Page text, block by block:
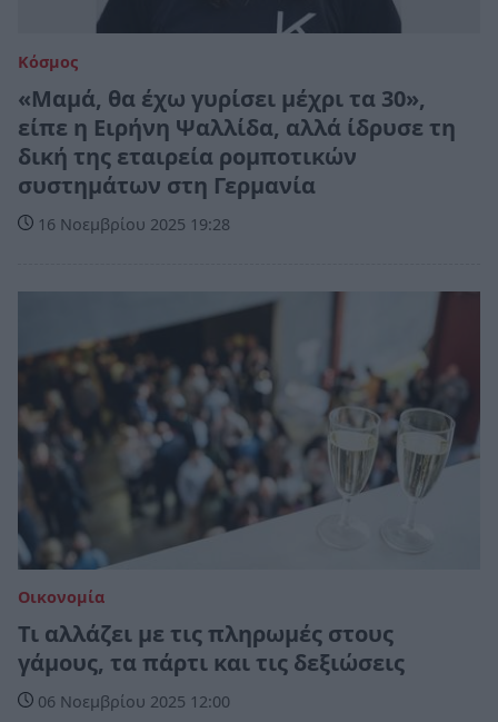
Κόσμος
«Μαμά, θα έχω γυρίσει μέχρι τα 30»,
είπε η Ειρήνη Ψαλλίδα, αλλά ίδρυσε τη
δική της εταιρεία ρομποτικών
συστημάτων στη Γερμανία
16 Νοεμβρίου 2025 19:28
Οικονομία
Τι αλλάζει με τις πληρωμές στους
γάμους, τα πάρτι και τις δεξιώσεις
06 Νοεμβρίου 2025 12:00